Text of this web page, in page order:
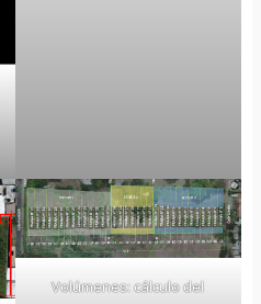
Volúmenes: cálculo del